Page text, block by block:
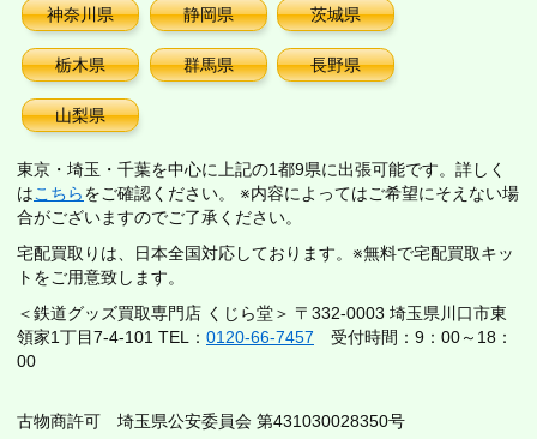
神奈川県 静岡県 茨城県
栃木県 群馬県 長野県
山梨県
東京・埼玉・千葉を中心に上記の1都9県に出張可能です。詳しく
はこちらをご確認ください。 ※内容によってはご希望にそえない場
合がございますのでご了承ください。
宅配買取りは、日本全国対応しております。※無料で宅配買取キッ
トをご用意致します。
＜鉄道グッズ買取専門店 くじら堂＞ 〒332-0003 埼玉県川口市東
領家1丁目7-4-101 TEL： 0120-66-7457 受付時間：9：00～18：
00
古物商許可 埼玉県公安委員会 第431030028350号